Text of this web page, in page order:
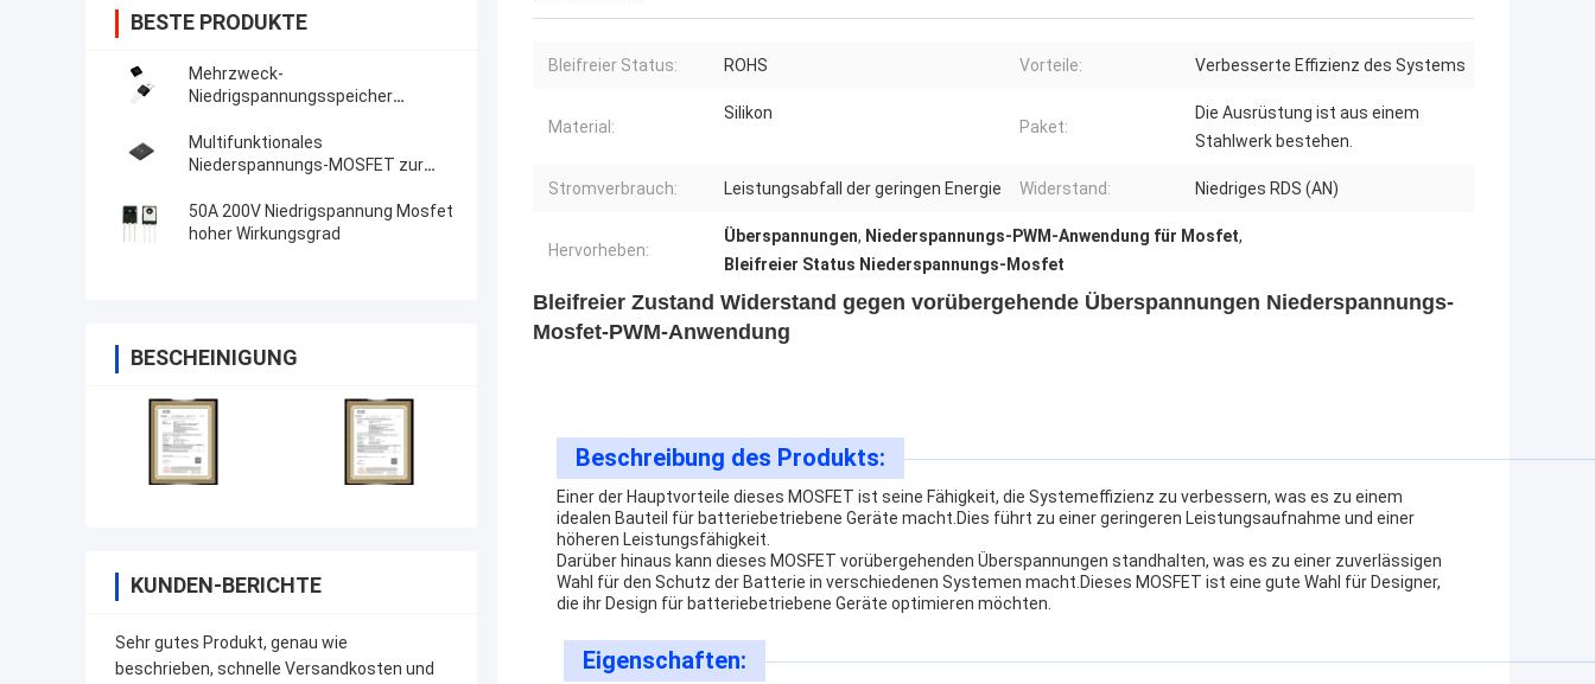
BESTE PRODUKTE
Mehrzweck-
Niedrigspannungsspeicher
ununterbrochenen
Stromversorgung
Multifunktionales
Niederspannungs-MOSFET zur
50A 200V Niedrigspannung Mosfet
hoher Wirkungsgrad
BESCHEINIGUNG
KUNDEN-BERICHTE
Sehr gutes Produkt, genau wie
beschrieben, schnelle Versandkosten und
Bleifreier Status: ROHS Vorteile: Verbesserte Effizienz des Systems
Material:
Silikon
Paket:
Die Ausrüstung ist aus einem
Stahlwerk bestehen.
Stromverbrauch: Leistungsabfall der geringen Energie Widerstand: Niedriges RDS (AN)
Hervorheben:
Überspannungen, Niederspannungs-PWM-Anwendung für Mosfet,
Bleifreier Status Niederspannungs-Mosfet
Bleifreier Zustand Widerstand gegen vorübergehende Überspannungen Niederspannungs-
Mosfet-PWM-Anwendung
Beschreibung des Produkts:
Einer der Hauptvorteile dieses MOSFET ist seine Fähigkeit, die Systemeffizienz zu verbessern, was es zu einem
idealen Bauteil für batteriebetriebene Geräte macht.Dies führt zu einer geringeren Leistungsaufnahme und einer
höheren Leistungsfähigkeit.
Darüber hinaus kann dieses MOSFET vorübergehenden Überspannungen standhalten, was es zu einer zuverlässigen
Wahl für den Schutz der Batterie in verschiedenen Systemen macht.Dieses MOSFET ist eine gute Wahl für Designer,
die ihr Design für batteriebetriebene Geräte optimieren möchten.
Eigenschaften: